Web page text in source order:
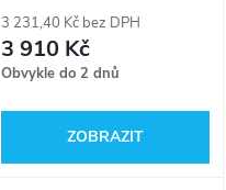
3 231,40 Kč bez DPH
3 910 Kč
Obvykle do 2 dnů
ZOBRAZIT